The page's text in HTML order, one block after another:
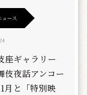
ュース
座ギャラリー
伎夜話アンコー
月と「特別映